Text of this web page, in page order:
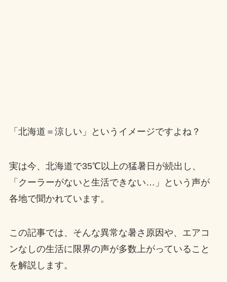
「北海道＝涼しい」というイメージですよね？
実は今、北海道で35℃以上の猛暑日が続出し、
「クーラーがないと生活できない…」という声が
各地で聞かれています。
この記事では、そんな異常な暑さ原因や、エアコ
ンなしの生活に限界の声が多数上がっていること
を解説します。